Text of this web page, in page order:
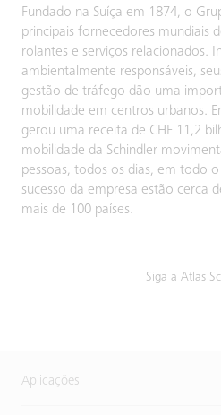
Fundado na Suíça em 1874, o
principais fornecedores mundiais
rolantes e serviços relacionados.
ambientalmente responsáveis,
gestão de tráfego dão uma
mobilidade em centros urbanos.
gerou uma receita de CHF 11,2
mobilidade da Schindler
pessoas, todos os dias, em todo
sucesso da empresa estão cerca
mais de 100 países.
Siga a Atlas
Aplicações